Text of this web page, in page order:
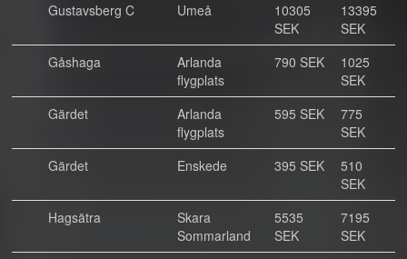
Gustavsberg C
Umeå
10305
SEK
13395
SEK
Gåshaga
Arlanda
flygplats
790 SEK
1025
SEK
Gärdet
Arlanda
flygplats
595 SEK
775
SEK
Gärdet
Enskede 395 SEK
510
SEK
Hagsätra
Skara
Sommarland
5535
SEK
7195
SEK